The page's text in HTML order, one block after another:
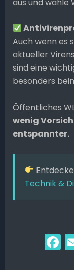
Auch wenn es
aktueller
sind eine
besonders
Öffentliches
wenig
entspannter.
Technik &
F
a